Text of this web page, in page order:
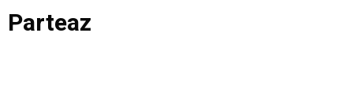
Saltar
alParteaz